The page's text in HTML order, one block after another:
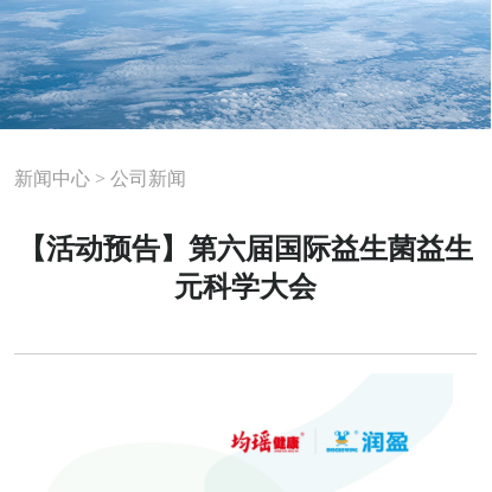
新闻中心 >公司新闻
【活动预告】第六届国际益生菌益生
元科学大会